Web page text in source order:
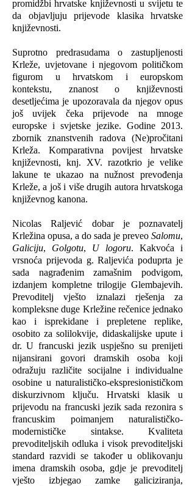
promidžbi hrvatske književnosti u svijetu te
da objavljuju prijevode klasika hrvatske
književnosti.
Suprotno predrasudama o zastupljenosti
Krleže, uvjetovane i njegovom političkom
figurom u hrvatskom i europskom
kontekstu, znanost o književnosti
desetljećima je upozoravala da njegov opus
još uvijek čeka prijevode na mnoge
europske i svjetske jezike. Godine 2013.
zbornik znanstvenih radova (Ne)pročitani
Krleža. Komparativna povijest hrvatske
književnosti, knj. XV. razotkrio je velike
lakune te ukazao na nužnost prevođenja
Krleže, a još i više drugih autora hrvatskoga
književnog kanona.
Nicolas Raljević dobar je poznavatelj
Krležina opusa, a do sada je preveo Salomu,
Galiciju, Golgotu, U logoru. Kakvoća i
vrsnoća prijevoda g. Raljevića poduprta je
sada nagrađenim zamašnim podvigom,
izdanjem kompletne trilogije Glembajevih.
Prevoditelj vješto iznalazi rješenja za
kompleksne duge Krležine rečenice jednako
kao i isprekidane i prepletene replike,
osobito za solilokvije, didaskalijske upute i
dr. U francuski jezik uspješno su prenijeti
nijansirani govori dramskih osoba koji
odražuju različite socijalne i individualne
osobine u naturalističko-ekspresionističkom
diskurzivnom ključu. Hrvatski klasik u
prijevodu na francuski jezik sada rezonira s
francuskim poimanjem naturalističko-
modernističke sintakse. Kvaliteta
prevoditeljskih odluka i visok prevoditeljski
standard razvidi se također u oblikovanju
imena dramskih osoba, gdje je prevoditelj
vješto izbjegao zamke galiciziranja,